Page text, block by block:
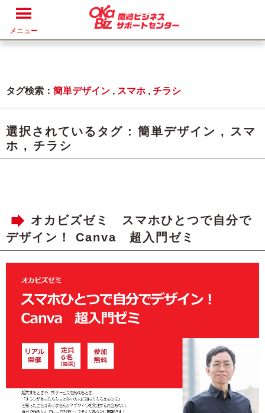
メニュー
タグ検索： 簡単デザイン , スマホ , チラシ
選択されているタグ : 簡単デザイン , スマ
ホ , チラシ
オカビズゼミ スマホひとつで自分で
デザイン！ Canva 超入門ゼミ